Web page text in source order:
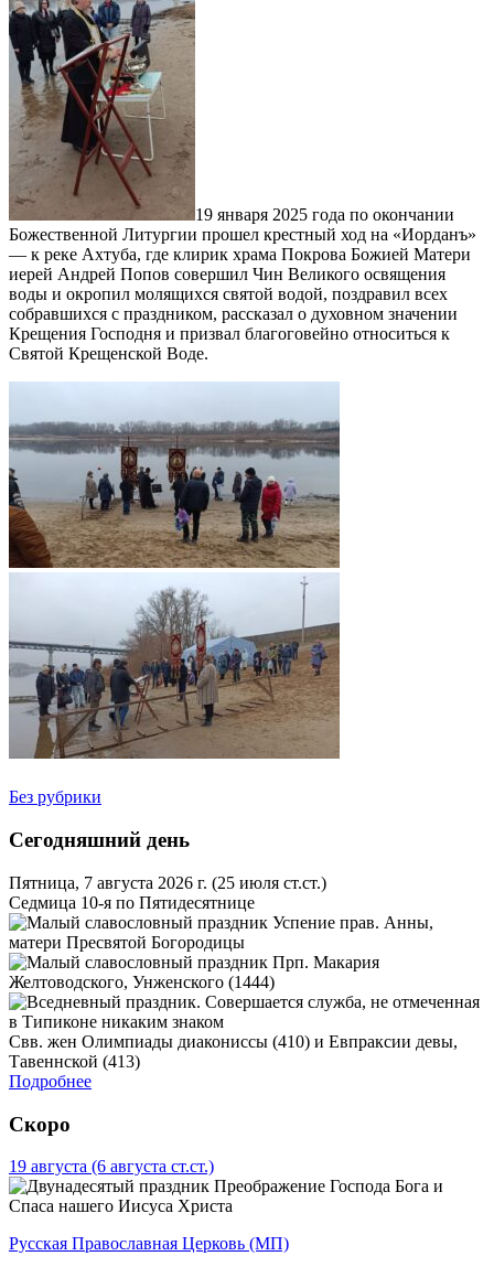
19 января 2025 года по окончании
Божественной Литургии прошел крестный ход на «Иорданъ»
— к реке Ахтуба, где клирик храма Покрова Божией Матери
иерей Андрей Попов совершил Чин Великого освящения
воды и окропил молящихся святой водой, поздравил всех
собравшихся с праздником, рассказал о духовном значении
Крещения Господня и призвал благоговейно относиться к
Святой Крещенской Воде.
Без рубрики
Сегодняшний день
Пятница, 7 августа 2026 г. (25 июля ст.ст.)
Седмица 10-я по Пятидесятнице
Успение прав. Анны,
матери Пресвятой Богородицы
Прп. Макария
Желтоводского, Унженского (1444)
Свв. жен Олимпиады диакониссы (410) и Евпраксии девы,
Тавеннской (413)
Подробнее
Скоро
19 августа (6 августа ст.ст.)
Преображение Господа Бога и
Спаса нашего Иисуса Христа
Русская Православная Церковь (МП)